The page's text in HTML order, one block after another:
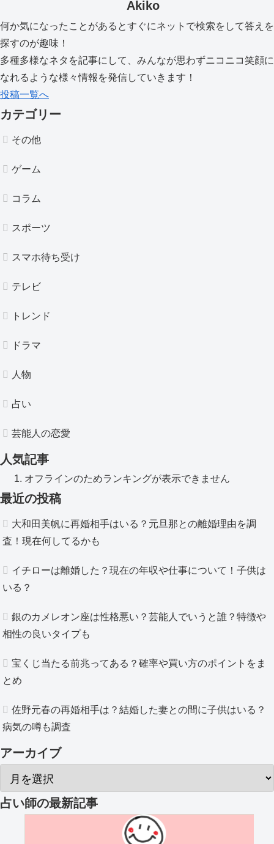
Akiko
何か気になったことがあるとすぐにネットで検索をして答えを
探すのが趣味！
多種多様なネタを記事にして、みんなが思わずニコニコ笑顔に
なれるような様々情報を発信していきます！
投稿一覧へ
カテゴリー
その他
ゲーム
コラム
スポーツ
スマホ待ち受け
テレビ
トレンド
ドラマ
人物
占い
芸能人の恋愛
人気記事
オフラインのためランキングが表示できません
最近の投稿
大和田美帆に再婚相手はいる？元旦那との離婚理由を調
査！現在何してるかも
イチローは離婚した？現在の年収や仕事について！子供は
いる？
銀のカメレオン座は性格悪い？芸能人でいうと誰？特徴や
相性の良いタイプも
宝くじ当たる前兆ってある？確率や買い方のポイントをま
とめ
佐野元春の再婚相手は？結婚した妻との間に子供はいる？
病気の噂も調査
アーカイブ
占い師の最新記事